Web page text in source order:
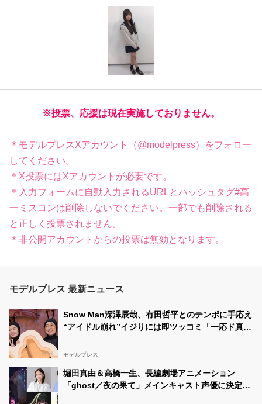
※投票、応援は現在実施しておりません。
＊モデルプレスXアカウント（@modelpress）をフォロー
してください。
＊X投票にはXアカウントが必要です。
＊入力フォームに自動入力されるURLとハッシュタグ#高
一ミスコンは削除しないでください。一部でも削除される
と正しく投票されません。
＊非公開アカウントからの投票は無効となります。
モデルプレス 最新ニュース
Snow Man深澤辰哉、有田哲平とのテンポに手応え
“アイドル崩れ”イジりには即ツッコミ「一応ド真ん
モデルプレス
堀田真由＆高橋一生、長編劇場アニメーション
「ghost／夜の果て」メインキャスト声優に決定